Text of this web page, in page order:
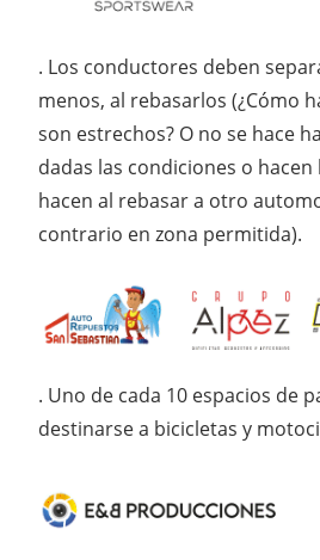
. Los conductores deben
menos, al rebasarlos (¿Cómo
son estrechos? O no se hace
dadas las condiciones o
hacen al rebasar a otro
contrario en zona permitida).
. Uno de cada 10 espacios de
destinarse a bicicletas y